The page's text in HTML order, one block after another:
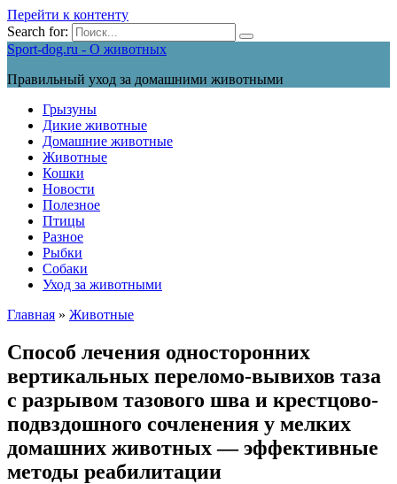
Перейти к контенту
Search for:
Sport-dog.ru - О животных
Правильный уход за домашними животными
Грызуны
Дикие животные
Домашние животные
Животные
Кошки
Новости
Полезное
Птицы
Разное
Рыбки
Собаки
Уход за животными
Главная » Животные
Способ лечения односторонних
вертикальных переломо-вывихов таза
с разрывом тазового шва и крестцово-
подвздошного сочленения у мелких
домашних животных — эффективные
методы реабилитации